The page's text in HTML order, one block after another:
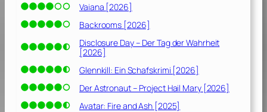
Vaiana [2026]
Backrooms [2026]
Disclosure Day – Der Tag der Wahrheit
[2026]
Glennkill: Ein Schafskrimi [2026]
Der Astronaut – Project Hail Mary [2026]
Avatar: Fire and Ash [2025]